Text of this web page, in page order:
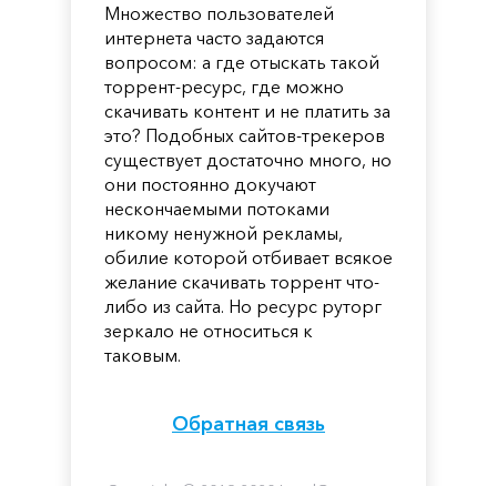
Множество пользователей
интернета часто задаются
вопросом: а где отыскать такой
торрент-ресурс, где можно
скачивать контент и не платить за
это? Подобных сайтов-трекеров
существует достаточно много, но
они постоянно докучают
нескончаемыми потоками
никому ненужной рекламы,
обилие которой отбивает всякое
желание скачивать торрент что-
либо из сайта. Но ресурс руторг
зеркало не относиться к
таковым.
Обратная связь